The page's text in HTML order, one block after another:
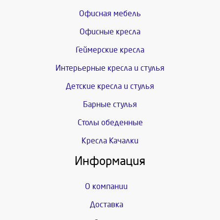
Офисная мебель
Офисные кресла
Геймерские кресла
Интерьерные кресла и стулья
Детские кресла и стулья
Барные стулья
Столы обеденные
Кресла Качалки
Информация
О компании
Доставка